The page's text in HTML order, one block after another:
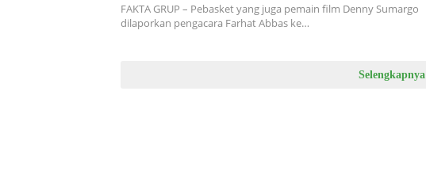
FAKTA GRUP – Pebasket yang juga pemain film Denny Sumargo
dilaporkan pengacara Farhat Abbas ke…
Selengkapnya